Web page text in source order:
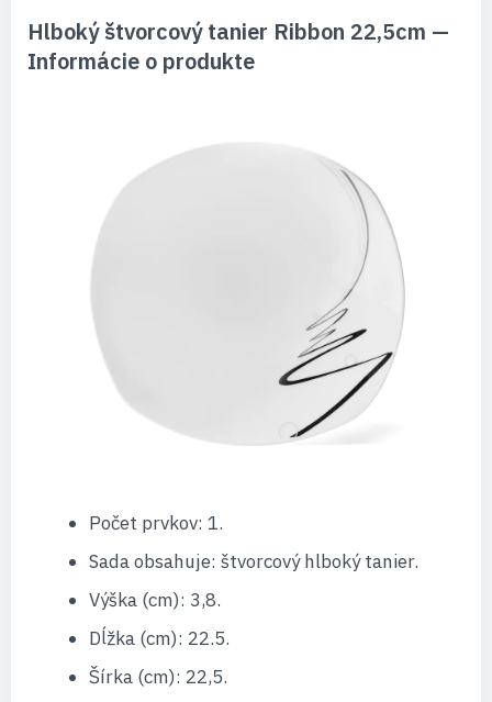
Hlboký štvorcový tanier Ribbon 22,5cm —
Informácie o produkte
Počet prvkov: 1.
Sada obsahuje: štvorcový hlboký tanier.
Výška (cm): 3,8.
Dĺžka (cm): 22.5.
Šírka (cm): 22,5.